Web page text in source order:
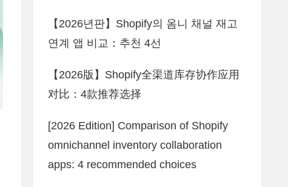
【2026년판】Shopify의 옴니 채널 재고
연계 앱 비교：추천 4선
【2026版】Shopify全渠道库存协作应用
对比：4款推荐选择
[2026 Edition] Comparison of Shopify
omnichannel inventory collaboration
apps: 4 recommended choices